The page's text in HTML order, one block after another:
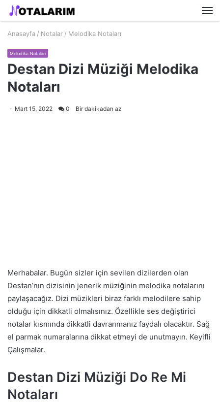
Anasayfa / Notalar / Melodika Notaları
Melodika Notaları
Destan Dizi Müziği Melodika
Notaları
Mart 15, 2022 0 Bir dakikadan az
Merhabalar. Bugün sizler için sevilen dizilerden olan
Destan’nın dizisinin jenerik müziğinin melodika notalarını
paylaşacağız. Dizi müzikleri biraz farklı melodilere sahip
olduğu için dikkatli olmalısınız. Özellikle ses değiştirici
notalar kısmında dikkatli davranmanız faydalı olacaktır. Sağ
el parmak numaralarına dikkat etmeyi de unutmayın. Keyifli
Çalışmalar.
Destan Dizi Müziği Do Re Mi
Notaları